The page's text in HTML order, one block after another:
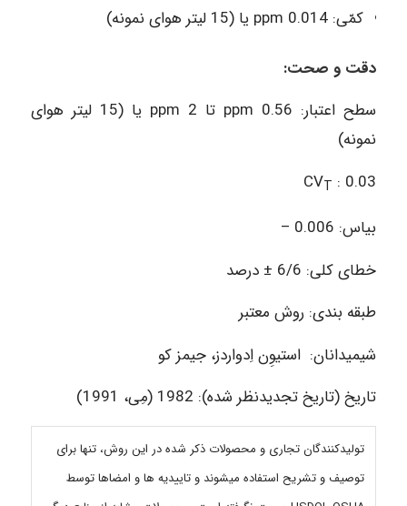
کمّی: ppm 0.014 یا (15 لیتر هوای نمونه)
دقت و صحت:
سطح اعتبار: ppm 0.56 تا ppm 2 یا (15 لیتر هوای
نمونه)
CVT : 0.03
بیاس: 0.006 –
خطای کلی: 6/6 ± درصد
طبقه­ بندی: روش معتبر
شیمیدانان: استیوِن اِدواردز، جیمز کو
تاریخ (تاریخ تجدیدنظر شده): 1982 (مِی، 1991)
تولیدکنندگان تجاری و محصولات ذکر شده در این روش، تنها برای
توصیف و تشریح استفاده می­شوند و تاییدیه­ ها و امضاها توسط